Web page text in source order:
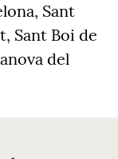
Sant
Sant Boi de
del